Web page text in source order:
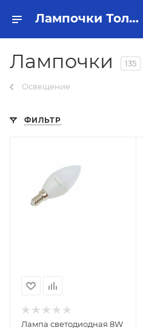
Лампочки Тольятти - купить в интернет-магазине, каталог с ценами и характеристиками
Лампочки 135
Освещение
ФИЛЬТР
Лампа светодиодная 8W